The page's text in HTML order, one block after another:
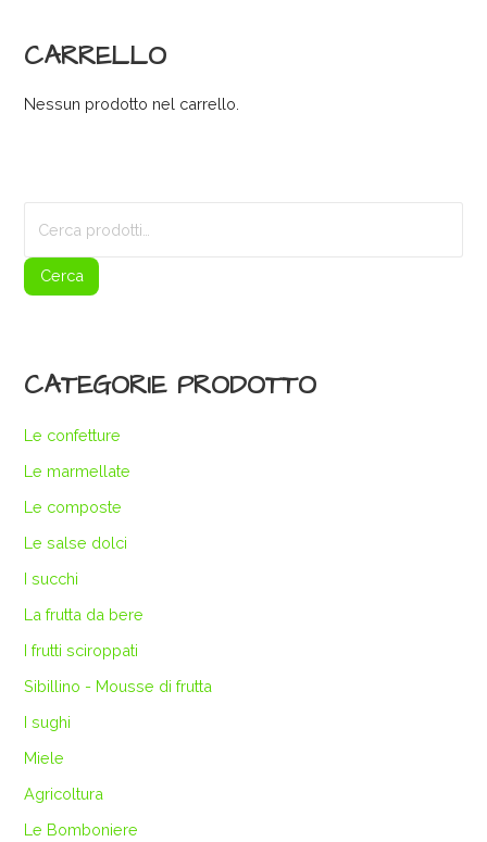
CARRELLO
Nessun prodotto nel carrello.
Cerca
CATEGORIE PRODOTTO
Le confetture
Le marmellate
Le composte
Le salse dolci
I succhi
La frutta da bere
I frutti sciroppati
Sibillino - Mousse di frutta
I sughi
Miele
Agricoltura
Le Bomboniere